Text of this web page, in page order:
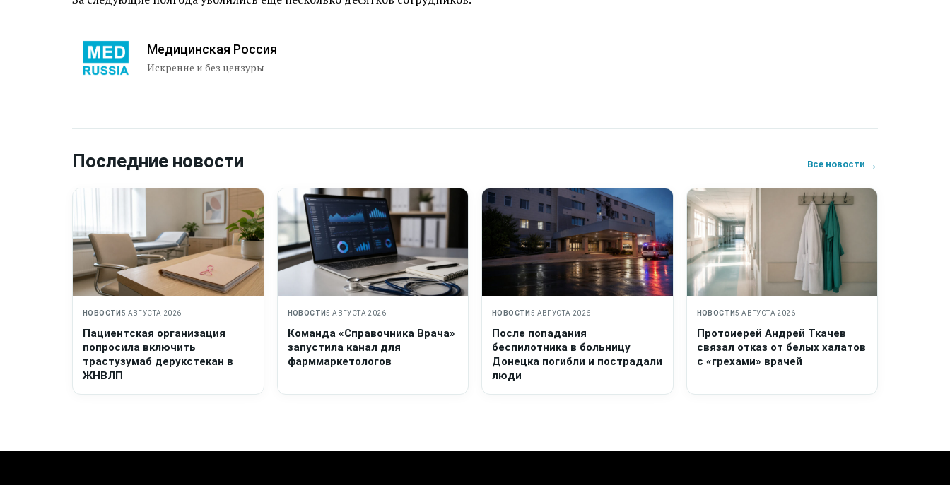
Медицинская Россия
Искренне и без цензуры
Последние новости Все новости →
НОВОСТИ 5 АВГУСТА 2026
Пациентская организация
попросила включить
трастузумаб дерукстекан в
ЖНВЛП
НОВОСТИ5 АВГУСТА 2026
Команда «Справочника Врача»
запустила канал для
фарммаркетологов
НОВОСТИ 5 АВГУСТА 2026
После попадания
беспилотника в больницу
Донецка погибли и пострадали
люди
НОВОСТИ5 АВГУСТА 2026
Протоиерей Андрей Ткачев
связал отказ от белых халатов
с «грехами» врачей